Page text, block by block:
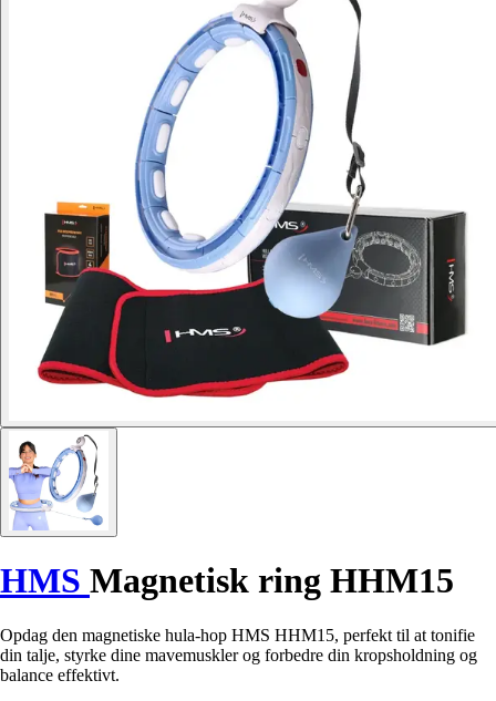
HMS Magnetisk ring HHM15
Opdag den magnetiske hula-hop HMS HHM15, perfekt til at tonifie
din talje, styrke dine mavemuskler og forbedre din kropsholdning og
balance effektivt.